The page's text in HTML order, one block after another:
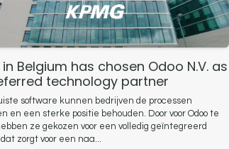
in Belgium has chosen Odoo N.V. as
technology partner
software kunnen bedrijven de processen
en een sterke positie behouden. Door voor Odoo te
ze gekozen voor een volledig geïntegreerd
zorgt voor een naa...